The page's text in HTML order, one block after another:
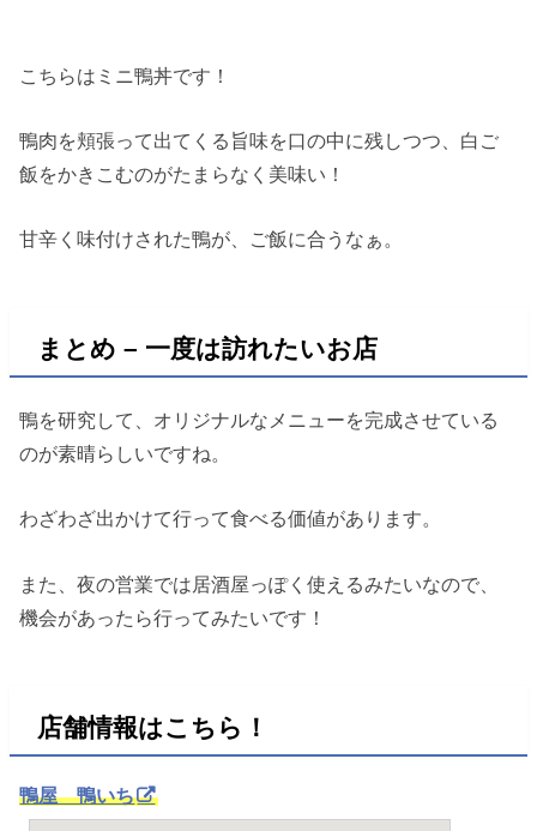
こちらはミニ鴨丼です！
鴨肉を頬張って出てくる旨味を口の中に残しつつ、白ご
飯をかきこむのがたまらなく美味い！
甘辛く味付けされた鴨が、ご飯に合うなぁ。
まとめ – 一度は訪れたいお店
鴨を研究して、オリジナルなメニューを完成させている
のが素晴らしいですね。
わざわざ出かけて行って食べる価値があります。
また、夜の営業では居酒屋っぽく使えるみたいなので、
機会があったら行ってみたいです！
店舗情報はこちら！
鴨屋 鴨いち